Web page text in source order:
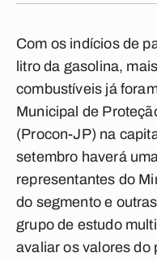
Com os indícios de
litro da gasolina,
combustíveis já
Municipal de
(Procon-JP) na
setembro haverá
representantes do
do segmento e
grupo de estudo
avaliar os valores do